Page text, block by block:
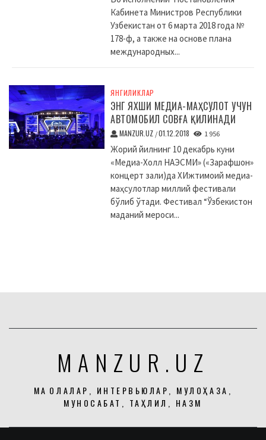
Кабинета Министров Республики
Узбекистан от 6 марта 2018 года №
178-ф, а также на основе плана
международных...
ЯНГИЛИКЛАР
ЭНГ ЯХШИ МЕДИА-МАҲСУЛОТ УЧУН
АВТОМОБИЛ СОВҒА ҚИЛИНАДИ
MANZUR.UZ /01.12.2018 1 956
Жорий йилнинг 10 декабрь куни
«Медиа-Холл НАЭСМИ» («Зарафшон»
концерт зали)да XИжтимоий медиа-
маҳсулотлар миллий фестивали
бўлиб ўтади. Фестивал “Ўзбекистон
маданий мероси...
MANZUR.UZ
МАҚОЛАЛАР, ИНТЕРВЬЮЛАР, МУЛОҲАЗА,
МУНОСАБАТ, ТАҲЛИЛ, НАЗМ